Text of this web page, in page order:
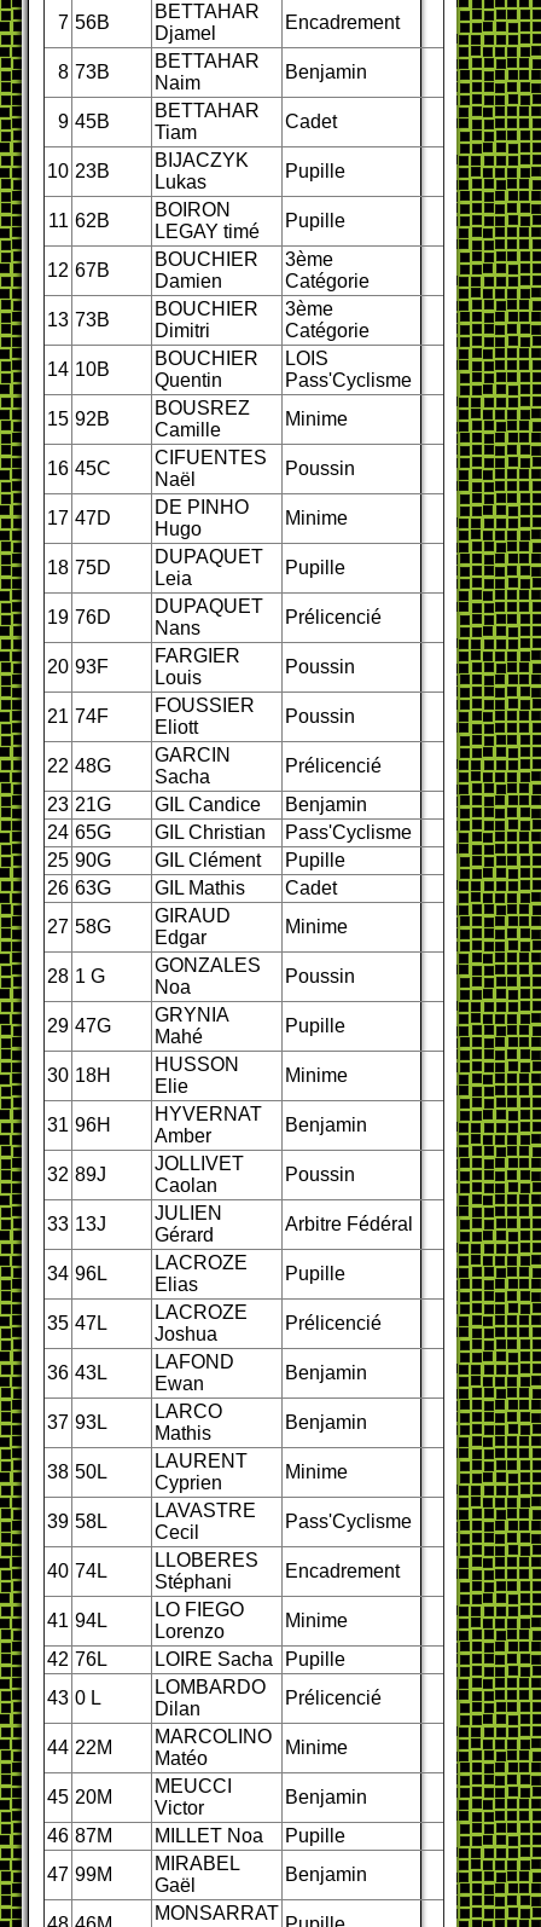
7 56B
BETTAHAR
Djamel
Encadrement
8 73B
BETTAHAR
Naim
Benjamin
9 45B
BETTAHAR
Tiam
Cadet
10 23B
BIJACZYK
Lukas
Pupille
11 62B
BOIRON
LEGAY timé
Pupille
12 67B
BOUCHIER
Damien
3ème
Catégorie
13 73B
BOUCHIER
Dimitri
3ème
Catégorie
14 10B
BOUCHIER
Quentin
LOIS
Pass'Cyclisme
15 92B
BOUSREZ
Camille
Minime
16 45C
CIFUENTES
Naël
Poussin
17 47D
DE PINHO
Hugo
Minime
18 75D
DUPAQUET
Leia
Pupille
19 76D
DUPAQUET
Nans
Prélicencié
20 93F
FARGIER
Louis
Poussin
21 74F
FOUSSIER
Eliott
Poussin
22 48G
GARCIN
Sacha
Prélicencié
23 21G GIL Candice
Benjamin
24 65G GIL Christian
Pass'Cyclisme
25 90G GIL Clément
Pupille
26 63G GIL Mathis
Cadet
27 58G
GIRAUD
Edgar
Minime
28 1 G
GONZALES
Noa
Poussin
29 47G
GRYNIA
Mahé
Pupille
30 18H
HUSSON
Elie
Minime
31 96H
HYVERNAT
Amber
Benjamin
32 89J
JOLLIVET
Caolan
Poussin
33 13J
JULIEN
Gérard
Arbitre Fédéral
34 96L
LACROZE
Elias
Pupille
35 47L
LACROZE
Joshua
Prélicencié
36 43L
LAFOND
Ewan
Benjamin
37 93L
LARCO
Mathis
Benjamin
38 50L
LAURENT
Cyprien
Minime
39 58L
LAVASTRE
Cecil
Pass'Cyclisme
40 74L
LLOBERES
Stéphani
Encadrement
41 94L
LO FIEGO
Lorenzo
Minime
42 76L LOIRE Sacha
Pupille
43 0 L
LOMBARDO
Dilan
Prélicencié
44 22M
MARCOLINO
Matéo
Minime
45 20M
MEUCCI
Victor
Benjamin
46 87M MILLET Noa
Pupille
47 99M
MIRABEL
Gaël
Benjamin
MONSARRAT